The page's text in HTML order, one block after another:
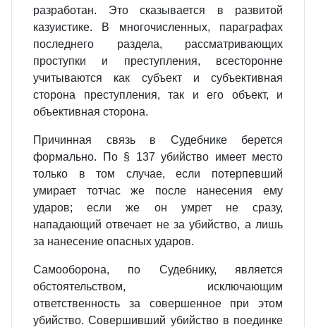
разработан. Это сказывается в развитой
казуистике. В многочисленных, параграфах
последнего раздела, рассматривающих
проступки и преступления, всесторонне
учитываются как субъект и субъективная
сторона преступления, так и его объект, и
объективная сторона.
Причинная связь в Судебнике берется
формально. По § 137 убийство имеет место
только в том случае, если потерпевший
умирает тотчас же после нанесения ему
ударов; если же он умрет не сразу,
нападающий отвечает не за убийство, а лишь
за нанесение опасных ударов.
Самооборона, по Судебнику, является
обстоятельством, исключающим
ответственность за совершенное при этом
убийство. Совершивший убийство в поединке